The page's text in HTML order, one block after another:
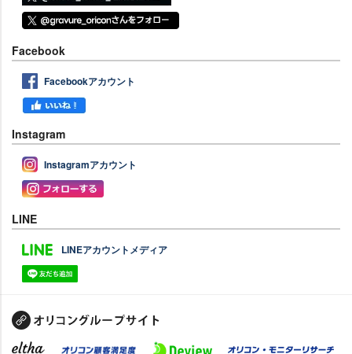
Facebook
Facebookアカウント
Instagram
Instagramアカウント
LINE
LINEアカウントメディア